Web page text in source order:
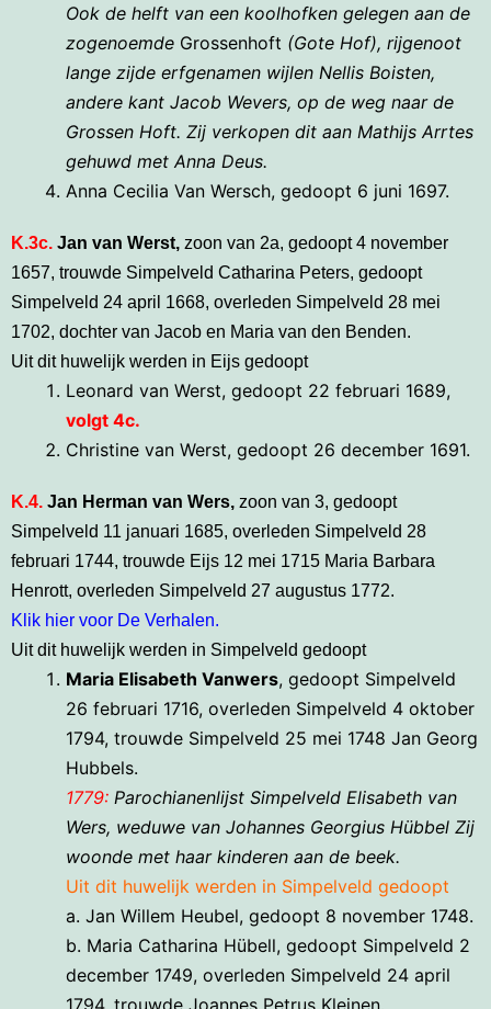
Ook de helft van een koolhofken gelegen aan de
zogenoemde Grossenhoft (Gote Hof), rijgenoot
lange zijde erfgenamen wijlen Nellis Boisten,
andere kant Jacob Wevers, op de weg naar de
Grossen Hoft. Zij verkopen dit aan Mathijs Arrtes
gehuwd met Anna Deus.
Anna Cecilia Van Wersch, gedoopt 6 juni 1697.
K.3c. Jan van Werst, zoon van 2a, gedoopt 4 november
1657, trouwde Simpelveld Catharina Peters, gedoopt
Simpelveld 24 april 1668, overleden Simpelveld 28 mei
1702, dochter van Jacob en Maria van den Benden.
Uit dit huwelijk werden in Eijs gedoopt
Leonard van Werst, gedoopt 22 februari 1689,
volgt 4c.
Christine van Werst, gedoopt 26 december 1691.
K.4. Jan Herman van Wers, zoon van 3, gedoopt
Simpelveld 11 januari 1685, overleden Simpelveld 28
februari 1744, trouwde Eijs 12 mei 1715 Maria Barbara
Henrott, overleden Simpelveld 27 augustus 1772.
Klik hier voor De Verhalen.
Uit dit huwelijk werden in Simpelveld gedoopt
Maria Elisabeth Vanwers, gedoopt Simpelveld
26 februari 1716, overleden Simpelveld 4 oktober
1794, trouwde Simpelveld 25 mei 1748 Jan Georg
Hubbels.
1779: Parochianenlijst Simpelveld Elisabeth van
Wers, weduwe van Johannes Georgius Hübbel Zij
woonde met haar kinderen aan de beek.
Uit dit huwelijk werden in Simpelveld gedoopt
a. Jan Willem Heubel, gedoopt 8 november 1748.
b. Maria Catharina Hübell, gedoopt Simpelveld 2
december 1749, overleden Simpelveld 24 april
1794, trouwde Joannes Petrus Kleinen.